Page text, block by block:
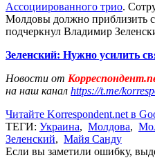
Ассоциированного трио.
Молдовы должно приблизить
подчеркнул Владимир
Зеленский: Нужно усилить
Новости от
на наш канал https://t.me/
Читайте Korrespondent.net в
ТЕГИ: Украина, Молдова,
Зеленский, Майя Санду
Если вы заметили ошибку,